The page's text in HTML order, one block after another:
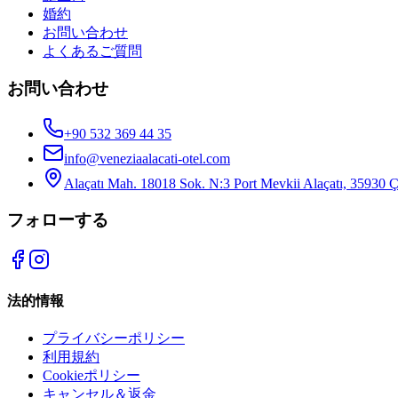
婚約
お問い合わせ
よくあるご質問
お問い合わせ
+90 532 369 44 35
info@veneziaalacati-otel.com
Alaçatı Mah. 18018 Sok. N:3 Port Mevkii Alaçatı, 35930
フォローする
法的情報
プライバシーポリシー
利用規約
Cookieポリシー
キャンセル＆返金